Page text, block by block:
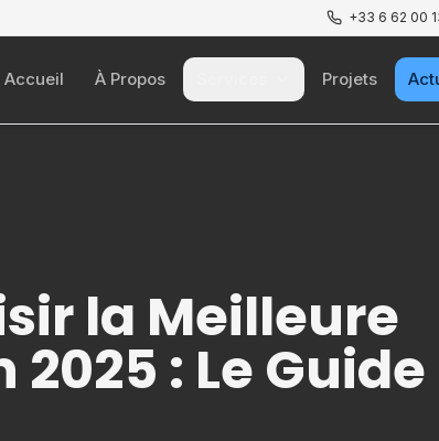
+33 6 62 00
Accueil À Propos Projets
la Meilleure
: Le Guide